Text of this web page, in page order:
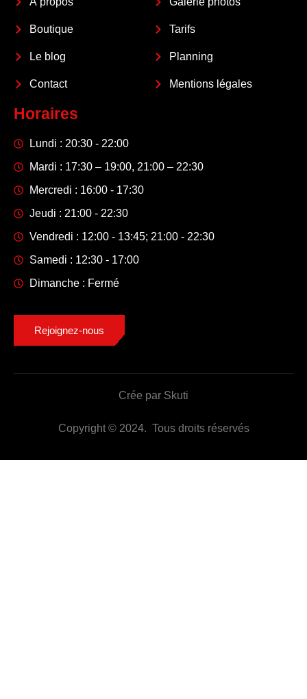
Boutique
Le blog
Contact
Tarifs
Planning
Mentions légales
Horaires
Lundi : 20:30 - 22:00
Mardi : 17:30 – 19:00, 21:00 – 22:30
Mercredi : 16:00 - 17:30
Jeudi : 21:00 - 22:30
Vendredi : 12:00 - 13:45; 21:00 - 22:30
Samedi : 12:30 - 17:00
Dimanche : Fermé
Rejoignez-nous
Crée par Skuti
Copyright © 2024. Tous droits réservés